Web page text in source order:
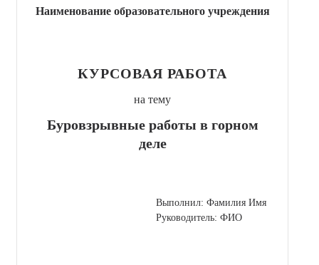
Наименование образовательного учреждения
КУРСОВАЯ РАБОТА
на тему
Буровзрывные работы в горном
деле
Выполнил: Фамилия Имя
Руководитель: ФИО